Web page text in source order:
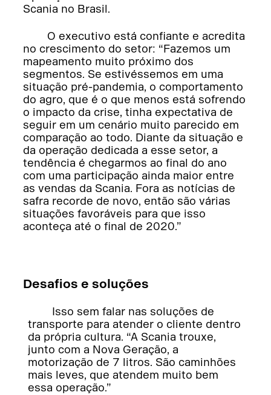
Scania no Brasil.
O executivo está confiante e acredita
no crescimento do setor: “Fazemos um
mapeamento muito próximo dos
segmentos. Se estivéssemos em uma
situação pré-pandemia, o comportamento
do agro, que é o que menos está sofrendo
o impacto da crise, tinha expectativa de
seguir em um cenário muito parecido em
comparação ao todo. Diante da situação e
da operação dedicada a esse setor, a
tendência é chegarmos ao final do ano
com uma participação ainda maior entre
as vendas da Scania. Fora as notícias de
safra recorde de novo, então são várias
situações favoráveis para que isso
aconteça até o final de 2020.”
Desafios e soluções
Isso sem falar nas soluções de
transporte para atender o cliente dentro
da própria cultura. “A Scania trouxe,
junto com a Nova Geração, a
motorização de 7 litros. São caminhões
mais leves, que atendem muito bem
essa operação.”